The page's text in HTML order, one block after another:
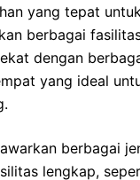
yang tepat
berbagai
dengan
yang ideal
berbagai
lengkap,